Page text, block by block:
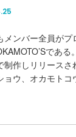
メンバー全員がプ
であ
制作しリリース
ョウ、オカモト